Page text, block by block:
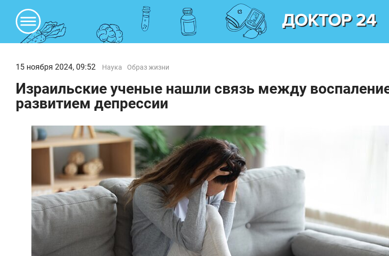
15 ноября 2024, 09:52 Наука Образ жизни
Израильские ученые нашли связь между
развитием депрессии